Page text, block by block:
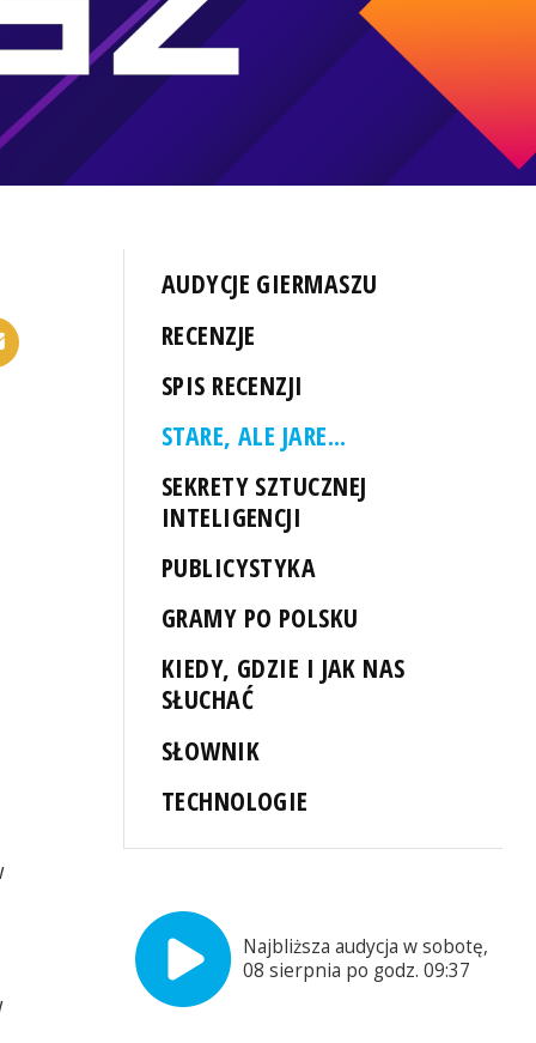
AUDYCJE GIERMASZU
RECENZJE
SPIS RECENZJI
STARE, ALE JARE...
SEKRETY SZTUCZNEJ
INTELIGENCJI
PUBLICYSTYKA
GRAMY PO POLSKU
KIEDY, GDZIE I JAK NAS
SŁUCHAĆ
SŁOWNIK
TECHNOLOGIE
Najbliższa audycja w sobotę,
08 sierpnia po godz. 09:37